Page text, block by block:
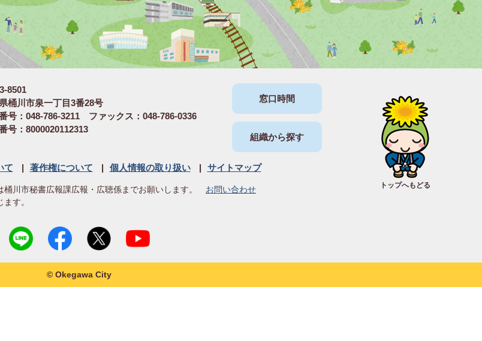
トップへもどる
8501
桶川市泉一丁目3番28号
号：048-786-3211 ファックス：048-786-0336
号：8000020112313
窓口時間
組織から探す
て 著作権について 個人情報の取り扱い サイトマップ
桶川市秘書広報課広報・広聴係までお願いします。 お問い合わせ
す。
© Okegawa City